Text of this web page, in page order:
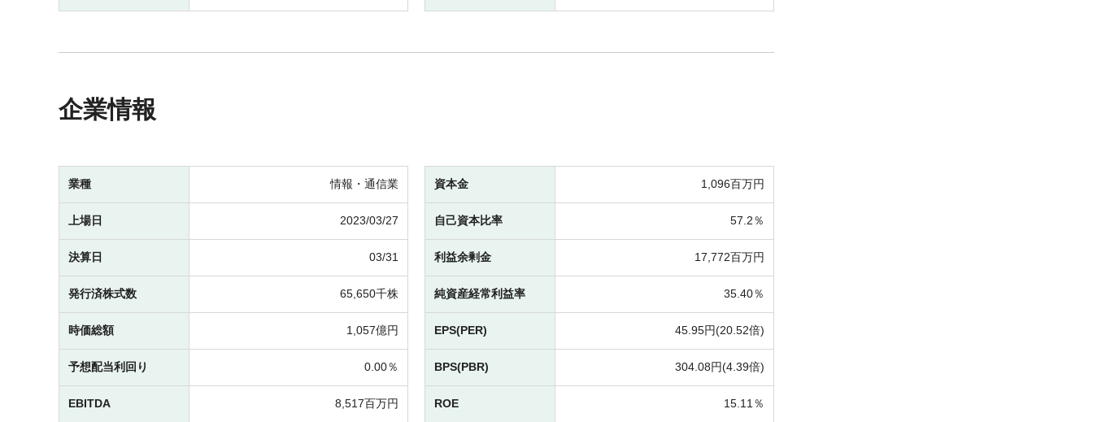
企業情報
業種 情報・通信業
上場日 2023/03/27
決算日 03/31
発行済株式数 65,650千株
時価総額 1,057億円
予想配当利回り 0.00％
EBITDA 8,517百万円
資本金 1,096百万円
自己資本比率 57.2％
利益余剰金 17,772百万円
純資産経常利益率 35.40％
EPS(PER) 45.95円(20.52倍)
BPS(PBR) 304.08円(4.39倍)
ROE 15.11％